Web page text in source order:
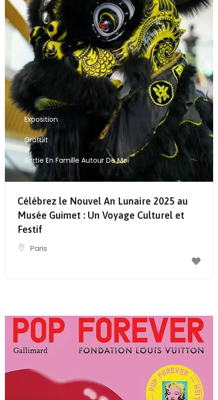
Exposition
Gratuit
Sortie En Famille Autour De Moi
Célébrez le Nouvel An Lunaire 2025 au
Musée Guimet : Un Voyage Culturel et
Festif
Paris